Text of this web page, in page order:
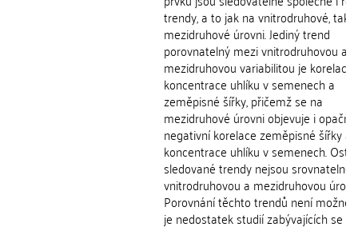
trendy, a to jak na vnitrodruhové, tak i
mezidruhové úrovni. Jediný trend
porovnatelný mezi vnitrodruhovou a
mezidruhovou variabilitou je korelace
koncentrace uhlíku v semenech a
zeměpisné šířky, přičemž se na
mezidruhové úrovni objevuje i
negativní korelace zeměpisné šířky a
koncentrace uhlíku v semenech.
sledované trendy nejsou srovnatelné
vnitrodruhovou a mezidruhovou
Porovnání těchto trendů není možné,
je nedostatek studií zabývajících se